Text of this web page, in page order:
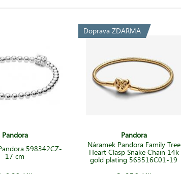
Pandora
598342CZ-
17 cm
Doprava ZDARMA
Pandora
Náramek Pandora Family Tree
Heart Clasp Snake Chain 14k
gold plating 563516C01-19